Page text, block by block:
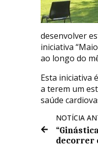
desenvolver
iniciativa
ao longo do
Esta iniciativa
a terem um
saúde
NOTÍCIA
decorrer